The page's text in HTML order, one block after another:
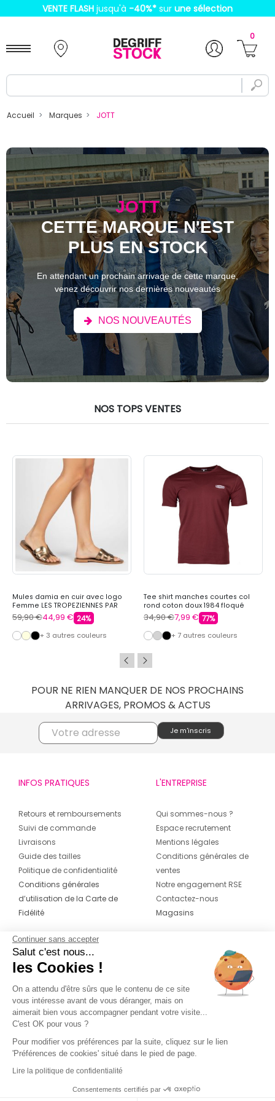
VENTE FLASH jusqu'à -40%* sur une sélection
0
Accueil Marques JOTT
JOTT
CETTE MARQUE N'EST
PLUS EN STOCK
En attendant un prochain arrivage de cette marque,
venez découvrir nos dernières nouveautés
NOS NOUVEAUTÉS
NOS TOPS VENTES
Mules damia en cuir avec logo
Femme LES TROPEZIENNES PAR
M.BELARBI
59,90 €44,99 € 24%
+ 3 autres couleurs
Tee shirt manches courtes col
rond coton doux 1984 floqué
raoul Homme REDSKINS
34,90 €7,99 € 77%
+ 7 autres couleurs
POUR NE RIEN MANQUER DE NOS PROCHAINS
ARRIVAGES, PROMOS & ACTUS
INFOS PRATIQUES
Retours et remboursements
Suivi de commande
Livraisons
Guide des tailles
Politique de confidentialité
Conditions générales
d’utilisation de la Carte de
Fidélité
L'ENTREPRISE
Qui sommes-nous ?
Espace recrutement
Mentions légales
Conditions générales de
ventes
Notre engagement RSE
Contactez-nous
Magasins
CONTACT
04 42 20 78 42
Du lundi au jeudi de 8h30 à 16h30 & le
vendredi de 8h30 à 15h30
Continuer sans accepter
Salut c'est nous...
les Cookies !
On a attendu d'être sûrs que le contenu de ce site
vous intéresse avant de vous déranger, mais on
aimerait bien vous accompagner pendant votre visite...
C'est OK pour vous ?
Pour modifier vos préférences par la suite, cliquez sur le lien
'Préférences de cookies' situé dans le pied de page.
Lire la politique de confidentialité
Consentements certifiés par